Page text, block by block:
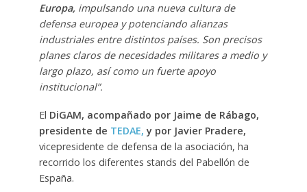
Europa,impulsando una nueva cultura de
defensa europea y potenciando alianzas
industriales entre distintos países. Son precisos
planes claros de necesidades militares a medio y
largo plazo, así como un fuerte apoyo
institucional”.
El DiGAM, acompañado por Jaime de Rábago,
presidente de TEDAE, y por Javier Pradere,
vicepresidente de defensa de la asociación, ha
recorrido los diferentes stands del Pabellón de
España.